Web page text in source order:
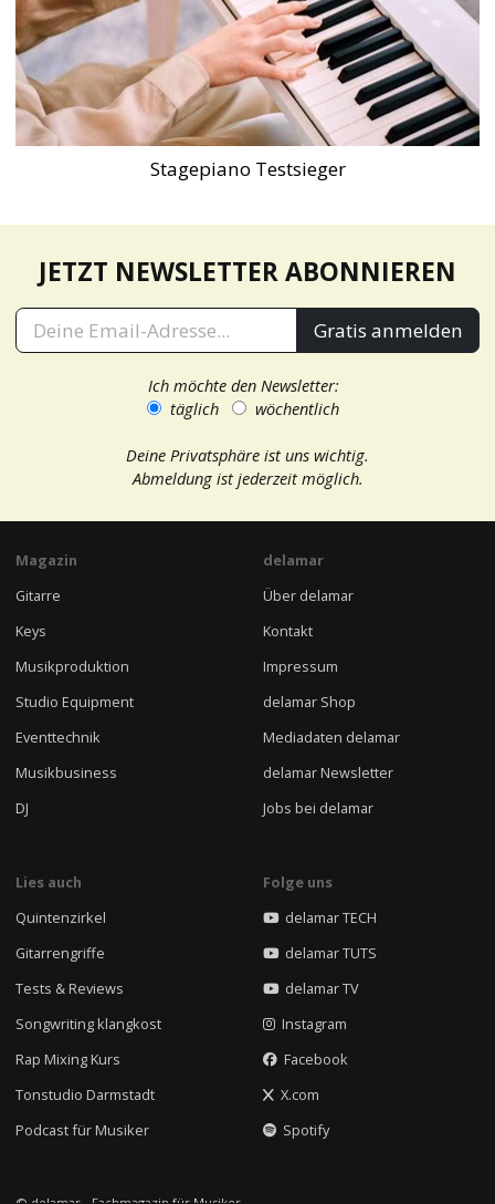
Stagepiano Testsieger
JETZT NEWSLETTER ABONNIEREN
Gratis anmelden
Ich möchte den Newsletter:
täglich
wöchentlich
Deine Privatsphäre ist uns wichtig.
Abmeldung ist jederzeit möglich.
Magazin
Gitarre
Keys
Musikproduktion
Studio Equipment
Eventtechnik
Musikbusiness
DJ
delamar
Über delamar
Kontakt
Impressum
delamar Shop
Mediadaten delamar
delamar Newsletter
Jobs bei delamar
Lies auch
Quintenzirkel
Gitarrengriffe
Tests & Reviews
Songwriting klangkost
Rap Mixing Kurs
Tonstudio Darmstadt
Podcast für Musiker
Folge uns
delamar TECH
delamar TUTS
delamar TV
Instagram
Facebook
X.com
Spotify